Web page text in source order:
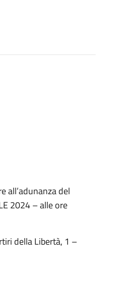
all’adunanza del
2024 – alle ore
della Libertà, 1 –